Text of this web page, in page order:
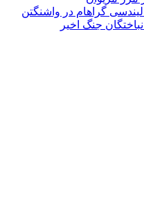
گراهام در واشنگتن
جنگ اخیر